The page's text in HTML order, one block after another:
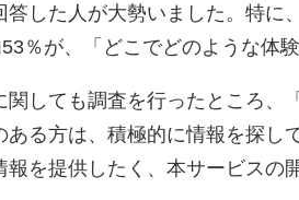
答した人が大勢いました。特
％が、「どこでどのような体
関しても調査を行ったところ
ある方は、積極的に情報を探
を提供したく、本サービスの